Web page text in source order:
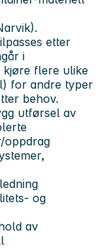
etter
i
kjøre flere ulike
for andre typer
behov.
utførsel av
oppdrag
og
av